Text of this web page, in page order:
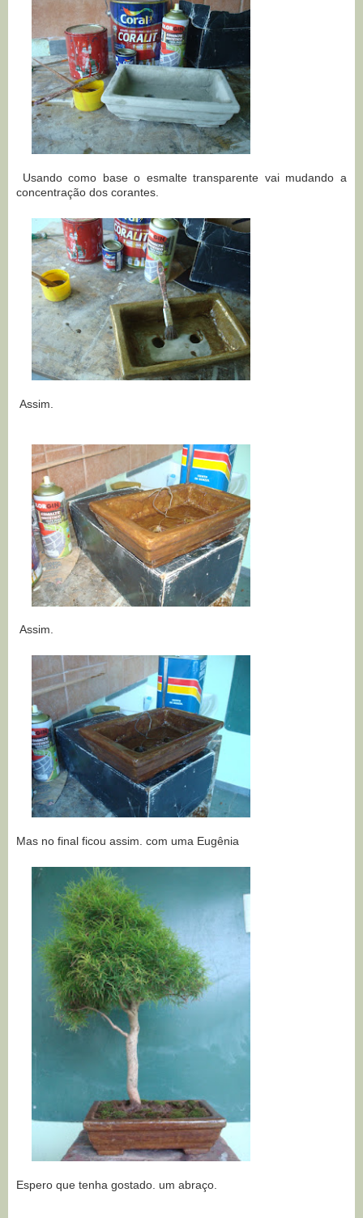
Usando como base o esmalte transparente vai mudando a
concentração dos corantes.
Assim.
Assim.
Mas no final ficou assim. com uma Eugênia
Espero que tenha gostado. um abraço.